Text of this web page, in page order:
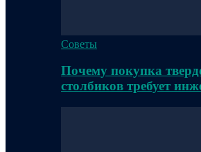
Советы
Почему покупка
столбиков требует